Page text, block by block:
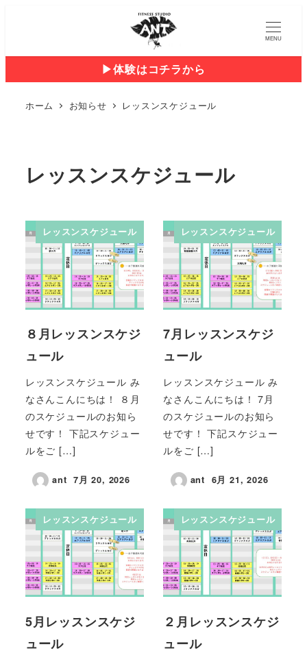
MENU
▶︎体験はコチラから
ホーム お知らせ レッスンスケジュール
レッスンスケジュール
レッスンスケジュール
８月レッスンスケジ
ュール
レッスンスケジュール み
なさんこんにちは！ ８月
のスケジュールのお知ら
せです！ 下記スケジュー
ルをご […]
ant 7月 20, 2026
レッスンスケジュール
7月レッスンスケジ
ュール
レッスンスケジュール み
なさんこんにちは！ 7月
のスケジュールのお知ら
せです！ 下記スケジュー
ルをご […]
ant 6月 21, 2026
レッスンスケジュール
5月レッスンスケジ
ュール
レッスンスケジュール
２月レッスンスケジ
ュール